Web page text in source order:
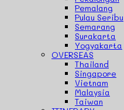
Pemalang
Pulau Seribu
Semarang
Surakarta
Yogyakarta
OVERSEAS
Thailand
Singapore
Vietnam
Malaysia
Taiwan